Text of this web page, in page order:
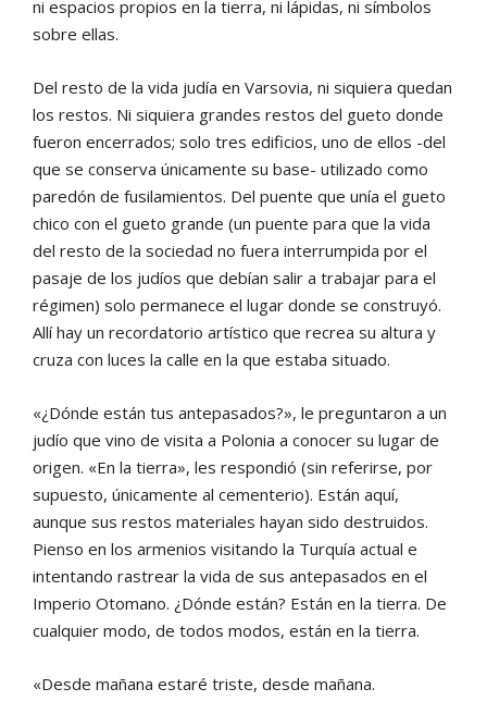
ni espacios propios en la tierra, ni lápidas, ni símbolos
sobre ellas.
Del resto de la vida judía en Varsovia, ni siquiera quedan
los restos. Ni siquiera grandes restos del gueto donde
fueron encerrados; solo tres edificios, uno de ellos -del
que se conserva únicamente su base- utilizado como
paredón de fusilamientos. Del puente que unía el gueto
chico con el gueto grande (un puente para que la vida
del resto de la sociedad no fuera interrumpida por el
pasaje de los judíos que debían salir a trabajar para el
régimen) solo permanece el lugar donde se construyó.
Allí hay un recordatorio artístico que recrea su altura y
cruza con luces la calle en la que estaba situado.
«¿Dónde están tus antepasados?», le preguntaron a un
judío que vino de visita a Polonia a conocer su lugar de
origen. «En la tierra», les respondió (sin referirse, por
supuesto, únicamente al cementerio). Están aquí,
aunque sus restos materiales hayan sido destruidos.
Pienso en los armenios visitando la Turquía actual e
intentando rastrear la vida de sus antepasados en el
Imperio Otomano. ¿Dónde están? Están en la tierra. De
cualquier modo, de todos modos, están en la tierra.
«Desde mañana estaré triste, desde mañana.